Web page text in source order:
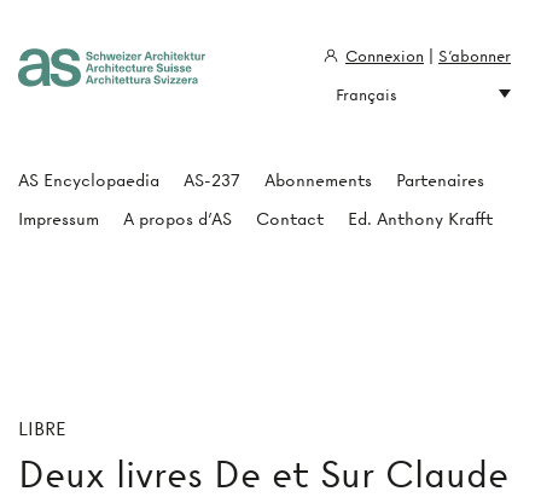
LIBRE
Deux livres De et Sur Claude
AS Encyclopaedia AS-237 Abonnements
Partenaires
Impressum
A propos d'AS Contact Ed. Anthony Krafft
Connexion
S'abonner
Français